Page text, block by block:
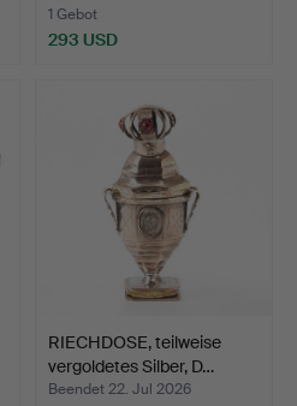
1 Gebot
293 USD
RIECHDOSE, teilweise
vergoldetes Silber, D…
Beendet 22. Jul 2026